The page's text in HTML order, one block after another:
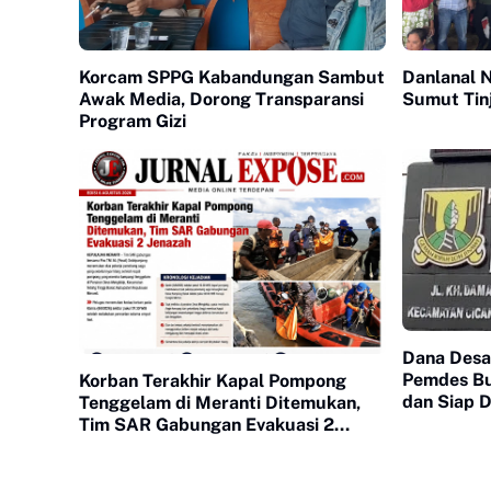
Korcam SPPG Kabandungan Sambut
Awak Media, Dorong Transparansi
Program Gizi
Danlanal
Sumut
Korban Terakhir Kapal Pompong
Tenggelam di Meranti Ditemukan,
Tim SAR Gabungan Evakuasi 2
Dana
Pemdes
dan Siap